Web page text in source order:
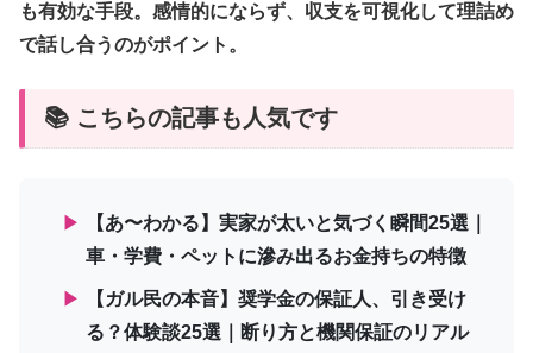
も有効な手段。感情的にならず、収支を可視化して理詰め
で話し合うのがポイント。
📚 こちらの記事も人気です
▶
【あ〜わかる】実家が太いと気づく瞬間25選｜
車・学費・ペットに滲み出るお金持ちの特徴
▶
【ガル民の本音】奨学金の保証人、引き受け
る？体験談25選｜断り方と機関保証のリアル